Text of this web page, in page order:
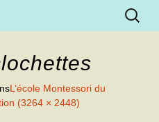
L’école Montessori du
(3264 × 2448)